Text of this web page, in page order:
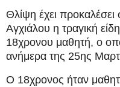
Θλίψη έχει προκαλέσει
Αγχιάλου η τραγική
18χρονου μαθητή, ο
ανήμερα της 25ης
Ο 18χρονος ήταν